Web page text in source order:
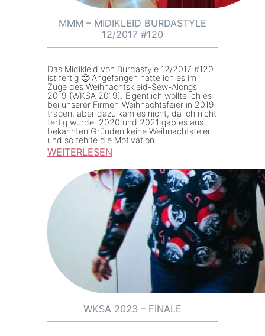
e
n
i
n
V
e
r
v
s
B
MMM – MIDIKLEID BURDASTYLE
12/2017 #120
Das Midikleid von Burdastyle 12/2017 #120
ist fertig 🙂 Angefangen hatte ich es im
Zuge des Weihnachtskleid-Sew-Alongs
2019 (WKSA 2019). Eigentlich wollte ich es
bei unserer Firmen-Weihnachtsfeier in 2019
tragen, aber dazu kam es nicht, da ich nicht
fertig wurde. 2020 und 2021 gab es aus
bekannten Gründen keine Weihnachtsfeier
und so fehlte die Motivation.…
WEITERLESEN
M
M
M
l
WKSA 2023 – FINALE